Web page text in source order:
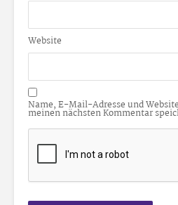
Website
Name, E-Mail-Adresse und
meinen nächsten Kommentar